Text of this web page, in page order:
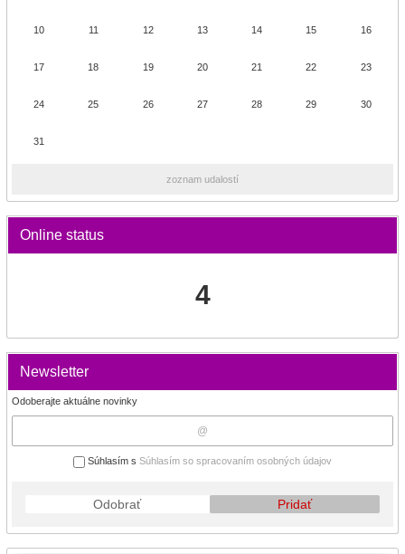
10 11 12 13 14 15 16
17 18 19 20 21 22 23
24 25 26 27 28 29 30
31
zoznam udalostí
Online status
4
Newsletter
Odoberajte aktuálne novinky
Súhlasím s Súhlasím so spracovaním osobných údajov
Odobrať Pridať